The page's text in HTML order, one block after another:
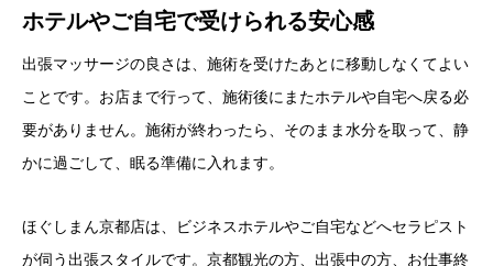
ホテルやご自宅で受けられる安心感
出張マッサージの良さは、施術を受けたあとに移動しなくてよい
ことです。お店まで行って、施術後にまたホテルや自宅へ戻る必
要がありません。施術が終わったら、そのまま水分を取って、静
かに過ごして、眠る準備に入れます。
ほぐしまん京都店は、ビジネスホテルやご自宅などへセラピスト
が伺う出張スタイルです。京都観光の方、出張中の方、お仕事終